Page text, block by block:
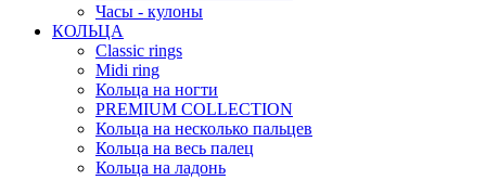
Часы - кулоны
КОЛЬЦА
Classic rings
Midi ring
Кольца на ногти
PREMIUM COLLECTION
Кольца на несколько пальцев
Кольца на весь палец
Кольца на ладонь